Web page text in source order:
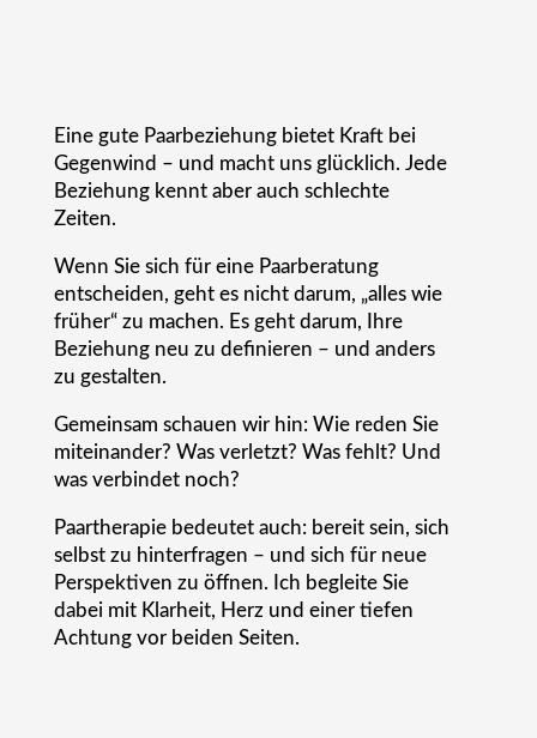
Eine gute Paarbeziehung bietet Kraft bei
Gegenwind – und macht uns glücklich. Jede
Beziehung kennt aber auch schlechte
Zeiten.
Wenn Sie sich für eine Paarberatung
entscheiden, geht es nicht darum, „alles wie
früher“ zu machen. Es geht darum, Ihre
Beziehung neu zu definieren – und anders
zu gestalten.
Gemeinsam schauen wir hin: Wie reden Sie
miteinander? Was verletzt? Was fehlt? Und
was verbindet noch?
Paartherapie bedeutet auch: bereit sein, sich
selbst zu hinterfragen – und sich für neue
Perspektiven zu öffnen. Ich begleite Sie
dabei mit Klarheit, Herz und einer tiefen
Achtung vor beiden Seiten.